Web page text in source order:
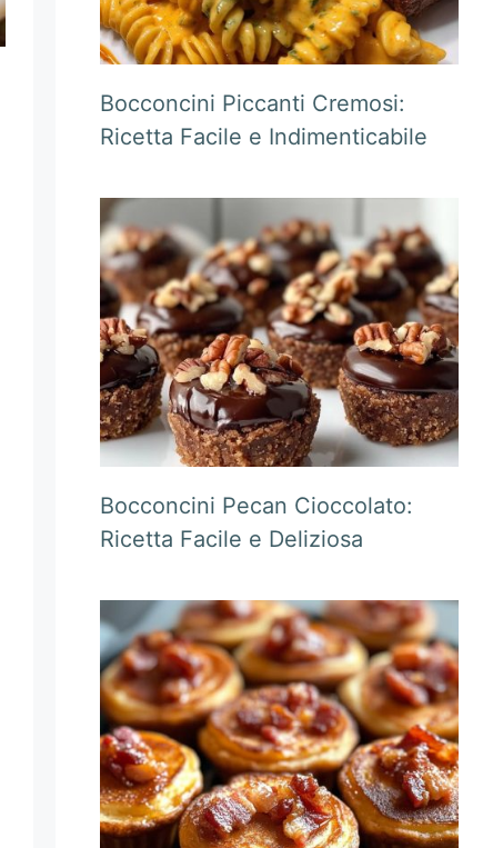
Bocconcini Piccanti Cremosi:
Ricetta Facile e Indimenticabile
Bocconcini Pecan Cioccolato:
Ricetta Facile e Deliziosa